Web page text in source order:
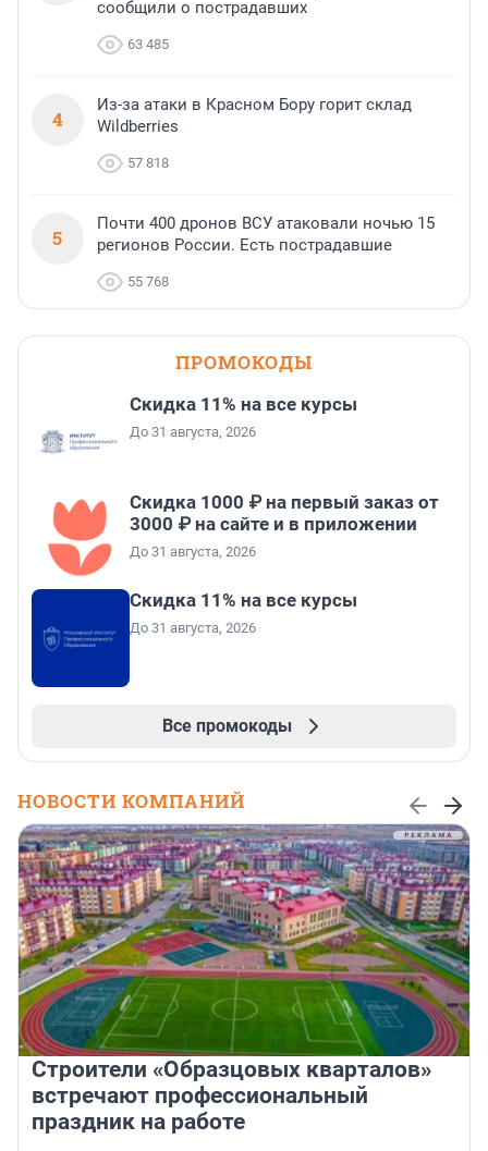
сообщили о пострадавших
63 485
4
Из-за атаки в Красном Бору горит склад
Wildberries
57 818
5
Почти 400 дронов ВСУ атаковали ночью 15
регионов России. Есть пострадавшие
55 768
ПРОМОКОДЫ
Скидка 11% на все курсы
До 31 августа, 2026
Скидка 1000 ₽ на первый заказ от
3000 ₽ на сайте и в приложении
До 31 августа, 2026
Скидка 11% на все курсы
До 31 августа, 2026
Все промокоды
НОВОСТИ КОМПАНИЙ
Строители «Образцовых кварталов»
встречают профессиональный
праздник на работе